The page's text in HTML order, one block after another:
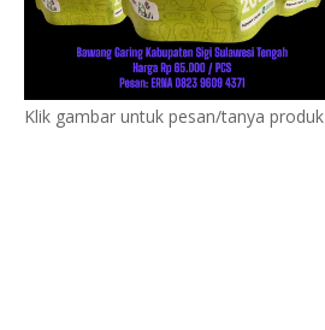
Klik gambar untuk pesan/tanya produk